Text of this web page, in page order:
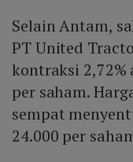
Selain Antam,
PT United
kontraksi 2,72%
per saham.
sempat
24.000 per